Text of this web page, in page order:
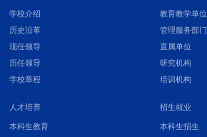
学校介绍
历史沿革
现任领导
历任领导
学校章程
教育教学单位
管理服务部门
直属单位
研究机构
培训机构
人才培养
本科生教育
招生就业
本科生招生